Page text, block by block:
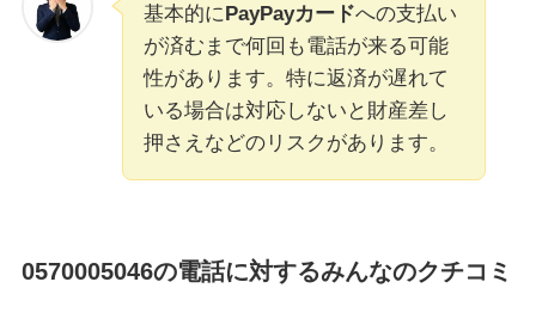
基本的にPayPayカードへの支払い
が済むまで何回も電話が来る可能
性があります。特に返済が遅れて
いる場合は対応しないと財産差し
押さえなどのリスクがあります。
0570005046の電話に対するみんなのクチコミ